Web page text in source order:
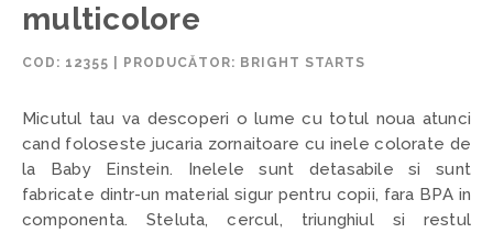
multicolore
COD: 12355 PRODUCĂTOR: BRIGHT STARTS
Micutul tau va descoperi o lume cu totul noua atunci
cand foloseste jucaria zornaitoare cu inele colorate de
la Baby Einstein. Inelele sunt detasabile si sunt
fabricate dintr-un material sigur pentru copii, fara BPA in
componenta. Steluta, cercul, triunghiul si restul